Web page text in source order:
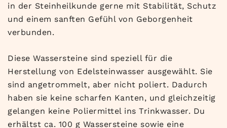
in der Steinheilkunde gerne mit Stabilität, Schutz
und einem sanften Gefühl von Geborgenheit
verbunden.
Diese Wassersteine sind speziell für die
Herstellung von Edelsteinwasser ausgewählt. Sie
sind angetrommelt, aber nicht poliert. Dadurch
haben sie keine scharfen Kanten, und gleichzeitig
gelangen keine Poliermittel ins Trinkwasser. Du
erhältst ca. 100 g Wassersteine sowie eine